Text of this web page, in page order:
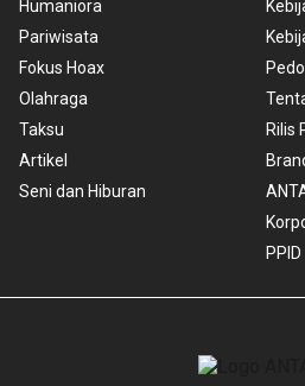
Humaniora
Pariwisata
Fokus Hoax
Olahraga
Taksu
Artikel
Seni dan Hiburan
Rilis
PPID